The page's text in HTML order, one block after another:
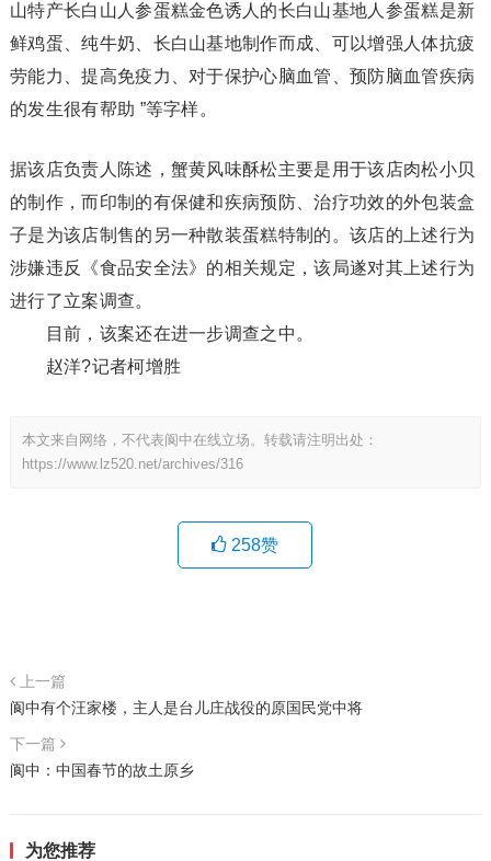
山特产长白山人参蛋糕金色诱人的长白山基地人参蛋糕是新
鲜鸡蛋、纯牛奶、长白山基地制作而成、可以增强人体抗疲
劳能力、提高免疫力、对于保护心脑血管、预防脑血管疾病
的发生很有帮助 ”等字样。
据该店负责人陈述，蟹黄风味酥松主要是用于该店肉松小贝
的制作，而印制的有保健和疾病预防、治疗功效的外包装盒
子是为该店制售的另一种散装蛋糕特制的。该店的上述行为
涉嫌违反《食品安全法》的相关规定，该局遂对其上述行为
进行了立案调查。
目前，该案还在进一步调查之中。
赵洋?记者柯增胜
本文来自网络，不代表阆中在线立场。转载请注明出处：
https://www.lz520.net/archives/316
258赞
上一篇
阆中有个汪家楼，主人是台儿庄战役的原国民党中将
下一篇
阆中：中国春节的故土原乡
为您推荐